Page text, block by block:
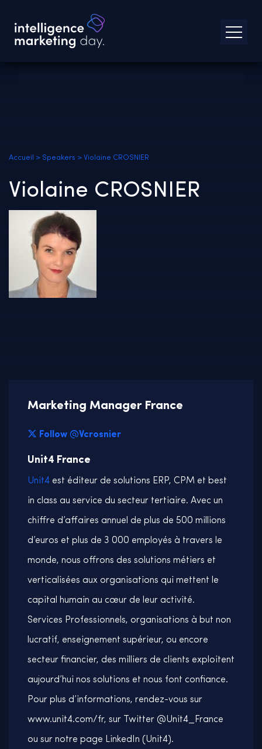
Accueil > Speakers > Violaine CROSNIER
Violaine CROSNIER
Marketing Manager France
Follow @Vcrosnier
Unit4 France
Unit4 est éditeur de solutions ERP, CPM et best
in class au service du secteur tertiaire. Avec un
chiffre d’affaires annuel de plus de 500 millions
d’euros et plus de 3 000 employés à travers le
monde, nous offrons des solutions métiers et
verticalisées aux organisations qui mettent le
capital humain au cœur de leur activité.
Services Professionnels, organisations à but non
lucratif, enseignement supérieur, ou encore
secteur financier, des milliers de clients exploitent
aujourd’hui nos solutions et nous font confiance.
Pour plus d’informations, rendez-vous sur
www.unit4.com/fr, sur Twitter @Unit4_France
ou sur notre page LinkedIn (Unit4).